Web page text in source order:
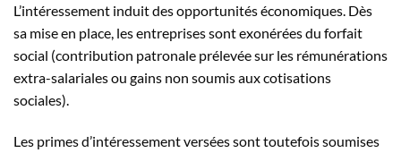
L’intéressement induit des opportunités économiques. Dès
sa mise en place, les entreprises sont exonérées du forfait
social (contribution patronale prélevée sur les rémunérations
extra-salariales ou gains non soumis aux cotisations
sociales).
Les primes d’intéressement versées sont toutefois soumises